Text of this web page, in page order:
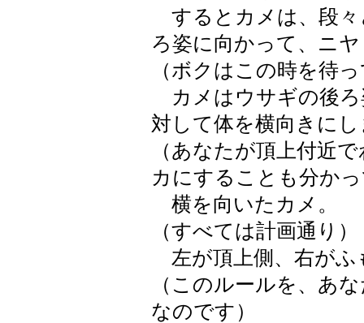
するとカメは、段々
ろ姿に向かって、ニ
（ボクはこの時を待
カメはウサギの後ろ
対して体を横向きに
（あなたが頂上付近
カにすることも分か
横を向いたカメ。
（すべては計画通り）
左が頂上側、右がふ
（このルールを、あ
なのです）